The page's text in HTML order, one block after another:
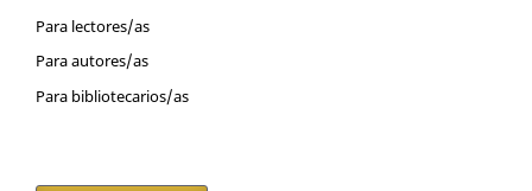
Para lectores/as
Para autores/as
Para bibliotecarios/as